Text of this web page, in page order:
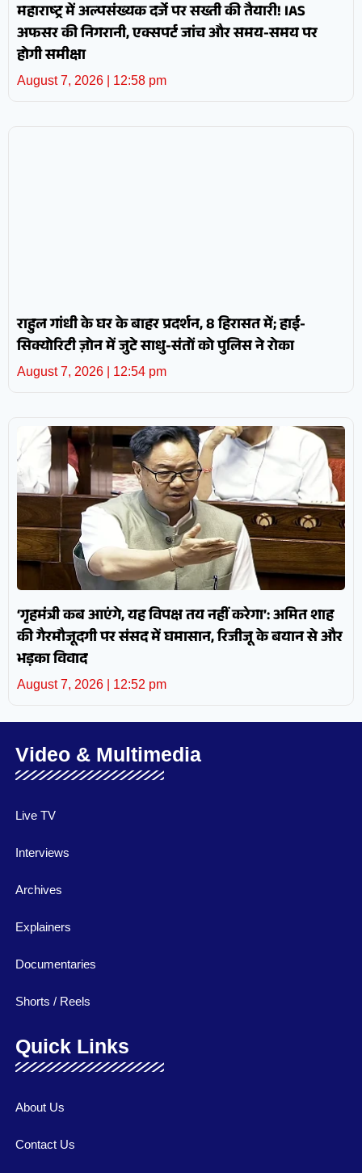
महाराष्ट्र में अल्पसंख्यक दर्जे पर सख्ती की तैयारी! IAS
अफसर की निगरानी, एक्सपर्ट जांच और समय-समय पर
होगी समीक्षा
August 7, 2026 12:58 pm
राहुल गांधी के घर के बाहर प्रदर्शन, 8 हिरासत में; हाई-
सिक्योरिटी ज़ोन में जुटे साधु-संतों को पुलिस ने रोका
August 7, 2026 12:54 pm
‘गृहमंत्री कब आएंगे, यह विपक्ष तय नहीं करेगा’: अमित शाह
की गैरमौजूदगी पर संसद में घमासान, रिजीजू के बयान से और
भड़का विवाद
August 7, 2026 12:52 pm
Video & Multimedia
Live TV
Interviews
Archives
Explainers
Documentaries
Shorts / Reels
Quick Links
About Us
Contact Us